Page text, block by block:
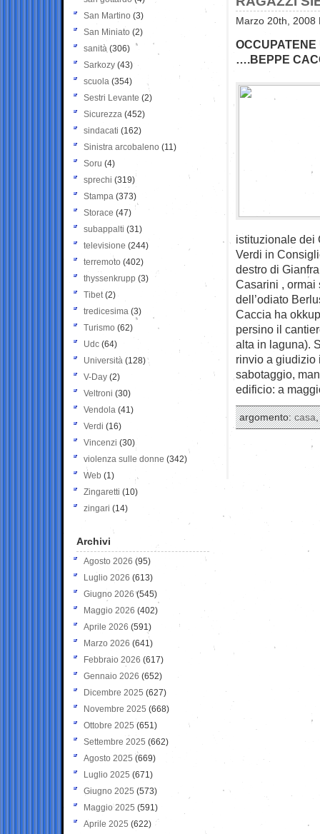
Marzo 20th, 2008
….BEPPE
istituzionale dei
Verdi in
destro di
Casarini ,
dell’odiato
Caccia ha
persino il
alta in laguna).
rinvio a giudizio
sabotaggio,
edificio: a
argomento:casa
San Martino (3)
San Miniato (2)
sanità (306)
Sarkozy (43)
scuola (354)
Sestri Levante (2)
Sicurezza (452)
sindacati (162)
Sinistra arcobaleno (11)
Soru (4)
sprechi (319)
Stampa (373)
Storace (47)
subappalti (31)
televisione(244)
terremoto (402)
thyssenkrupp (3)
Tibet(2)
tredicesima (3)
Turismo (62)
Udc (64)
Università (128)
V-Day (2)
Veltroni (30)
Vendola (41)
Verdi (16)
Vincenzi (30)
violenza sulle donne (342)
Web (1)
Zingaretti (10)
zingari (14)
Archivi
Agosto 2026 (95)
Luglio 2026 (613)
Giugno 2026 (545)
Maggio 2026 (402)
Aprile 2026 (591)
Marzo 2026 (641)
Febbraio 2026 (617)
Gennaio 2026 (652)
Dicembre 2025 (627)
Novembre 2025 (668)
Ottobre 2025 (651)
Settembre 2025 (662)
Agosto 2025 (669)
Luglio 2025 (671)
Giugno 2025 (573)
Maggio 2025 (591)
Aprile 2025 (622)